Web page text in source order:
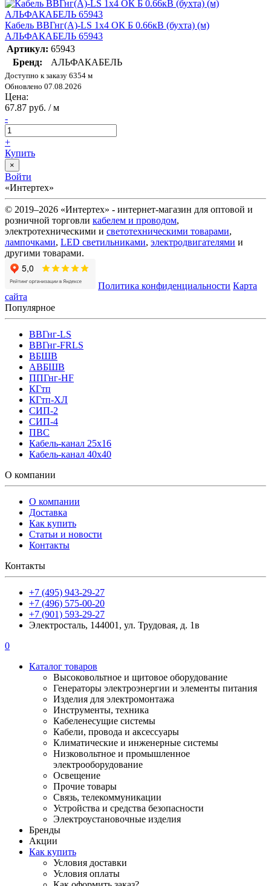
Кабель ВВГнг(А)-LS 1х4 ОК Б 0.66кВ (бухта) (м)
АЛЬФАКАБЕЛЬ 65943
Артикул: 65943
Бренд:
АЛЬФАКАБЕЛЬ
Доступно к заказу 6354 м
Обновлено 07.08.2026
Цена:
67.87 руб. / м
-
+
Купить
×
Войти
«Интертех»
© 2019–2026 «Интертех» - интернет-магазин для оптовой и
розничной торговли кабелем и проводом,
электротехническими и светотехническими товарами,
лампочками, LED светильниками, электродвигателями и
другими товарами.
Политика конфиденциальности Карта
сайта
Популярное
ВВГнг-LS
ВВГнг-FRLS
ВБШВ
АВБШВ
ППГнг-HF
КГтп
КГтп-ХЛ
СИП-2
СИП-4
ПВС
Кабель-канал 25х16
Кабель-канал 40х40
О компании
О компании
Доставка
Как купить
Статьи и новости
Контакты
Контакты
+7 (495) 943-29-27
+7 (496) 575-00-20
+7 (901) 593-29-27
Электросталь, 144001, ул. Трудовая, д. 1в
0
Каталог товаров
Высоковольтное и щитовое оборудование
Генераторы электроэнергии и элементы питания
Изделия для электромонтажа
Инструменты, техника
Кабеленесущие системы
Кабели, провода и аксессуары
Климатические и инженерные системы
Низковольтное и промышленное
электрооборудование
Освещение
Прочие товары
Связь, телекоммуникации
Устройства и средства безопасности
Электроустановочные изделия
Бренды
Акции
Как купить
Условия доставки
Условия оплаты